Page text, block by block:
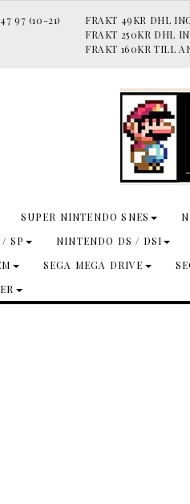
97 (10-21)
FRAKT 49KR DHL
FRAKT 250KR DHL
FRAKT 160KR TILL
SUPER NINTENDO SNES
SP
NINTENDO DS / DSI
SEGA MEGA DRIVE